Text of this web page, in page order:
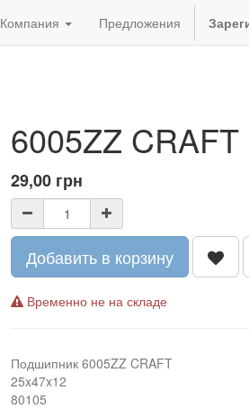
Компания Предложения
6005ZZ CRAFT
29,00 грн
Добавить в корзину
Временно не на складе
Подшипник 6005ZZ CRAFT
25x47x12
80105